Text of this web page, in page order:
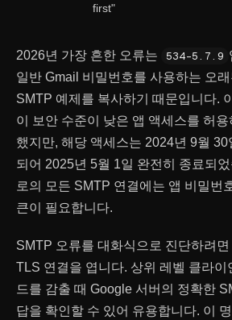
first"
2026년 가장 흔한 오류는 534-5.7.9
일반 Gmail 비밀번호를 사용하는 오
SMTP 예제를 복사하기 때문입니다.
이 보안 수준이 낮은 앱 액세스를 허
했지만, 해당 액세스는 2024년 9월
되어 2025년 5월 1일 완전히 종료되
로의 모든 SMTP 연결에는 앱 비밀번
큰이 필요합니다.
SMTP 오류를 대화식으로 진단하려면
TLS 연결을 엽니다. 상위 레벨 클라이
드를 감출 때 Google 서버의 정확한
답을 확인할 수 있어 유용합니다. 이